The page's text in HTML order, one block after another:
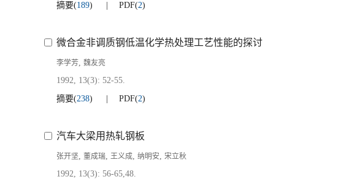
摘要(189) PDF(2)
微合金非调质钢低温化学热处理工艺性能的探讨
李学芳, 魏友亮
1992, 13(3): 52-55.
摘要(238) PDF(2)
汽车大梁用热轧钢板
张开坚, 董成瑞, 王义成, 纳明安, 宋立秋
1992, 13(3): 56-65,48.